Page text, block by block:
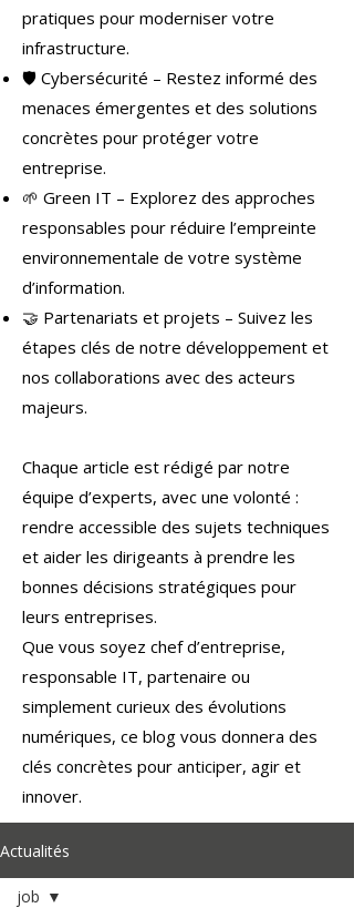
pratiques pour moderniser votre
infrastructure.
🛡 Cybersécurité – Restez informé des
menaces émergentes et des solutions
concrètes pour protéger votre
entreprise.
🌱 Green IT – Explorez des approches
responsables pour réduire l’empreinte
environnementale de votre système
d’information.
🤝 Partenariats et projets – Suivez les
étapes clés de notre développement et
nos collaborations avec des acteurs
majeurs.
Chaque article est rédigé par notre
équipe d’experts, avec une volonté :
rendre accessible des sujets techniques
et aider les dirigeants à prendre les
bonnes décisions stratégiques pour
leurs entreprises.
Que vous soyez chef d’entreprise,
responsable IT, partenaire ou
simplement curieux des évolutions
numériques, ce blog vous donnera des
clés concrètes pour anticiper, agir et
innover.
Actualités
job